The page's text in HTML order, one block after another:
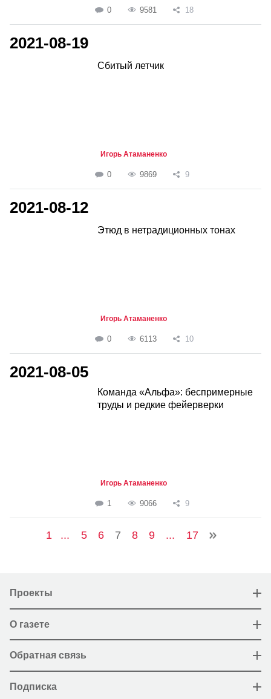
0 9581 18
2021-08-19
Сбитый летчик
Игорь Атаманенко
0 9869 9
2021-08-12
Этюд в нетрадиционных тонах
Игорь Атаманенко
0 6113 10
2021-08-05
Команда «Альфа»: беспримерные
труды и редкие фейерверки
Игорь Атаманенко
1 9066 9
1 ... 5 6 7 8 9 ... 17
Проекты
О газете
Обратная связь
Подписка